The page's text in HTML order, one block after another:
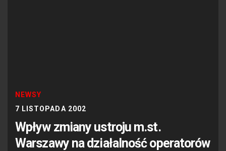
NEWSY
7 LISTOPADA 2002
Wpływ zmiany ustroju m.st.
Warszawy na działalność operatorów